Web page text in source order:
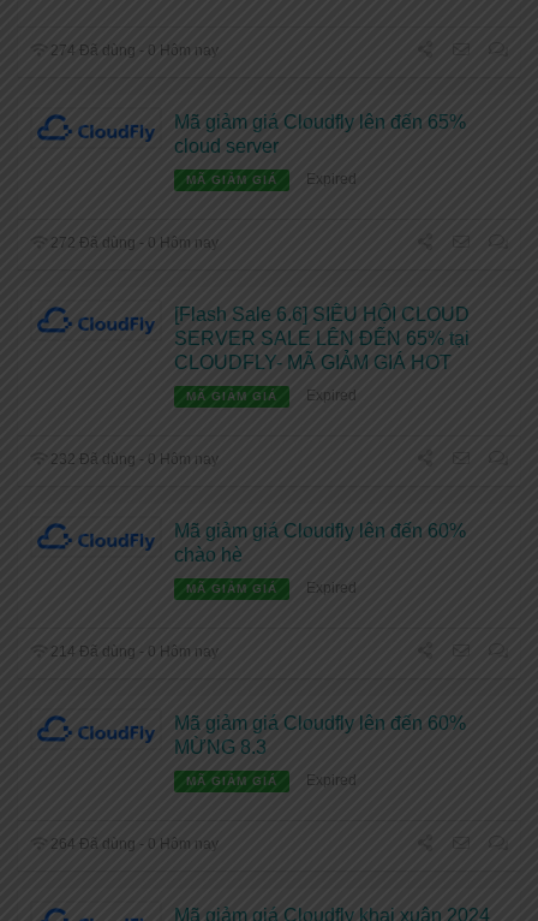
274 Đã dùng - 0 Hôm nay
Mã giảm giá Cloudfly lên đến 65%
cloud server
MÃ GIẢM GIÁ Expired
272 Đã dùng - 0 Hôm nay
[Flash Sale 6.6] SIÊU HỘI CLOUD
SERVER SALE LÊN ĐẾN 65% tại
CLOUDFLY- MÃ GIẢM GIÁ HOT
MÃ GIẢM GIÁ Expired
232 Đã dùng - 0 Hôm nay
Mã giảm giá Cloudfly lên đến 60%
chào hè
MÃ GIẢM GIÁ Expired
214 Đã dùng - 0 Hôm nay
Mã giảm giá Cloudfly lên đến 60%
MỪNG 8.3
MÃ GIẢM GIÁ Expired
264 Đã dùng - 0 Hôm nay
Mã giảm giá Cloudfly khai xuân 2024